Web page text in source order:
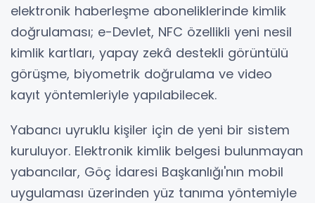
elektronik haberleşme aboneliklerinde kimlik
doğrulaması; e-Devlet, NFC özellikli yeni nesil
kimlik kartları, yapay zekâ destekli görüntülü
görüşme, biyometrik doğrulama ve video
kayıt yöntemleriyle yapılabilecek.
Yabancı uyruklu kişiler için de yeni bir sistem
kuruluyor. Elektronik kimlik belgesi bulunmayan
yabancılar, Göç İdaresi Başkanlığı'nın mobil
uygulaması üzerinden yüz tanıma yöntemiyle